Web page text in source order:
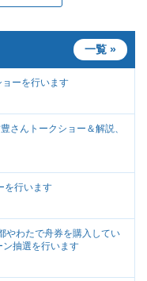
一覧 »
ーを行います
さんトークショー＆解説、
を行います
やわたで舟券を購入してい
抽選を行います